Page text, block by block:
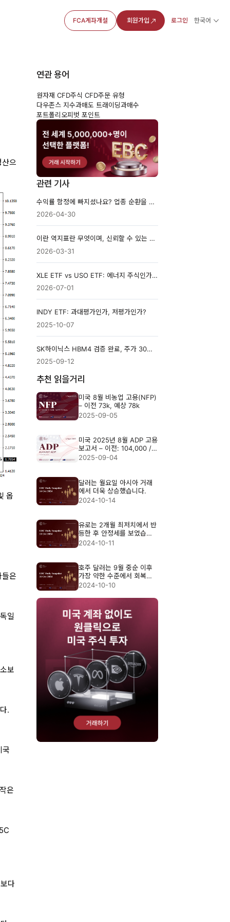
FCA계좌개설 회원가입 로그인 한국어
으
옵
은
일
보
.
국
은
다
연관 용어
원자재 CFD주식 CFD주문 유형
다우존스 지수과매도 트래이딩과매수
포트폴리오피벗 포인트
관련 기사
수익률 함정에 빠지셨나요? 업종 순환을 조기에 파악하는 방법
2026-04-30
이란 역지표란 무엇이며, 신뢰할 수 있는 신호인가요?
2026-03-31
XLE ETF vs USO ETF: 에너지 주식인가, 원유 직접 투자인가?
2026-07-01
INDY ETF: 과대평가인가, 저평가인가?
2025-10-07
SK하이닉스 HBM4 검증 완료, 주가 30만 원 돌파…미국 반도체에도 파급 예고
2025-09-12
추천 읽을거리
미국 8월 비농업 고용(NFP)
– 이전 73k, 예상 78k
2025-09-05
미국 2025년 8월 ADP 고용
보고서 – 이전: 104,000 /
예상: 70,000
2025-09-04
달러는 월요일 아시아 거래
에서 더욱 상승했습니다.
2024-10-14
유로는 2개월 최저치에서 반
등한 후 안정세를 보였습니
다.
2024-10-11
호주 달러는 9월 중순 이후
가장 약한 수준에서 회복세
를 보였습니다.
2024-10-10